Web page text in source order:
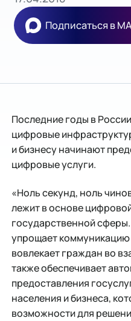
Подписаться в
Последние годы в
цифровые
и бизнесу начинают
цифровые услуги.
«Ноль секунд, ноль
лежит в основе
государственной
упрощает коммуникацию
вовлекает граждан во
также обеспечивает
предоставления
населения и бизнеса,
возможности для